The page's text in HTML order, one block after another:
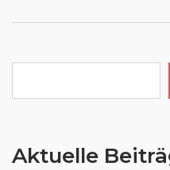
Aktuelle